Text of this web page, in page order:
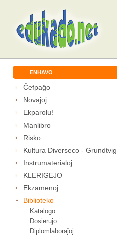
ENHAVO
Ĉefpaĝo
Novaĵoj
Ekparolu!
Manlibro
Risko
Kultura Diverseco - Grundtvig
Instrumaterialoj
KLERIGEJO
Ekzamenoj
Biblioteko
Katalogo
Dosierujo
Diplomlaboraĵoj